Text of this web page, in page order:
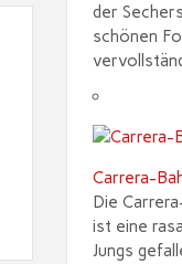
der
schönen
Carrera-
Die
ist eine
Jungs